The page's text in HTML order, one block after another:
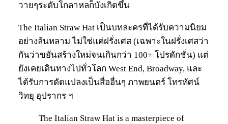
วายๆระดับโกลาหลก็บังเกิดขึ้น
The Italian Straw Hat เป็นบทละครที่ได้รับความนิยม
อย่างล้นหลาม ไม่ใช่แค่ฝรั่งเศส (เฉพาะในฝรั่งเศสว่า
กันว่าขยันสร้างใหม่จนเกินกว่า 100+ โปรดักชั่น) แต่
ยังเคยเดินทางไปทั่วโลก West End, Broadway, และ
ได้รับการดัดแปลงเป็นสื่ออื่นๆ ภาพยนตร์ โทรทัศน์
วิทยุ อุปรากร ฯ
The Italian Straw Hat is a masterpiece of